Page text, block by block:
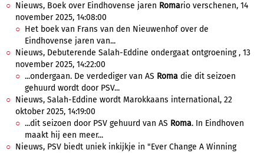
Nieuws, Boek over Eindhovense jaren Romario verschenen, 14
november 2025, 14:08:00
Het boek van Frans van den Nieuwenhof over de
Eindhovense jaren van...
Nieuws, Debuterende Salah-Eddine ondergaat ontgroening , 13
november 2025, 14:22:00
...ondergaan. De verdediger van AS Roma die dit seizoen
gehuurd wordt door PSV...
Nieuws, Salah-Eddine wordt Marokkaans international, 22
oktober 2025, 14:19:00
...dit seizoen door PSV gehuurd van AS Roma. In Eindhoven
maakt hij een meer...
Nieuws, PSV biedt uniek inkijkje in "Ever Change A Winning